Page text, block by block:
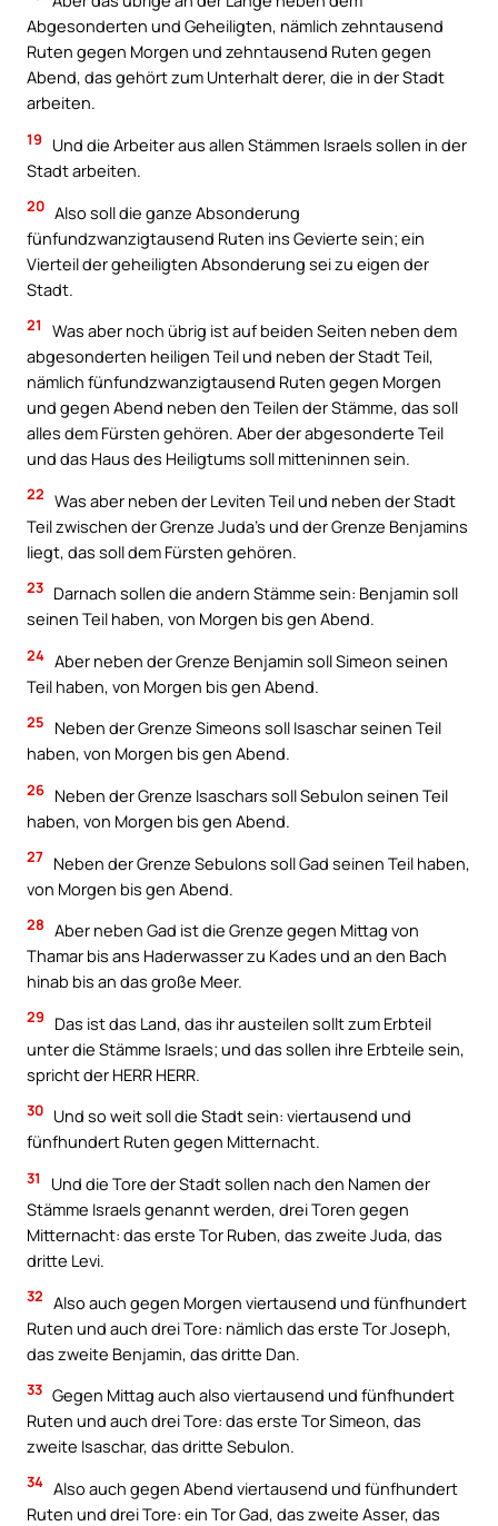
Abgesonderten und Geheiligten, nämlich zehntausend
Ruten gegen Morgen und zehntausend Ruten gegen
Abend, das gehört zum Unterhalt derer, die in der Stadt
arbeiten.
19
Und die Arbeiter aus allen Stämmen Israels sollen in der
Stadt arbeiten.
20 Also soll die ganze Absonderung
fünfundzwanzigtausend Ruten ins Gevierte sein; ein
Vierteil der geheiligten Absonderung sei zu eigen der
Stadt.
21
Was aber noch übrig ist auf beiden Seiten neben dem
abgesonderten heiligen Teil und neben der Stadt Teil,
nämlich fünfundzwanzigtausend Ruten gegen Morgen
und gegen Abend neben den Teilen der Stämme, das soll
alles dem Fürsten gehören. Aber der abgesonderte Teil
und das Haus des Heiligtums soll mitteninnen sein.
22 Was aber neben der Leviten Teil und neben der Stadt
Teil zwischen der Grenze Juda’s und der Grenze Benjamins
liegt, das soll dem Fürsten gehören.
23 Darnach sollen die andern Stämme sein: Benjamin soll
seinen Teil haben, von Morgen bis gen Abend.
24 Aber neben der Grenze Benjamin soll Simeon seinen
Teil haben, von Morgen bis gen Abend.
25
Neben der Grenze Simeons soll Isaschar seinen Teil
haben, von Morgen bis gen Abend.
26 Neben der Grenze Isaschars soll Sebulon seinen Teil
haben, von Morgen bis gen Abend.
27 Neben der Grenze Sebulons soll Gad seinen Teil haben,
von Morgen bis gen Abend.
28 Aber neben Gad ist die Grenze gegen Mittag von
Thamar bis ans Haderwasser zu Kades und an den Bach
hinab bis an das große Meer.
29
Das ist das Land, das ihr austeilen sollt zum Erbteil
unter die Stämme Israels; und das sollen ihre Erbteile sein,
spricht der HERR HERR.
30 Und so weit soll die Stadt sein: viertausend und
fünfhundert Ruten gegen Mitternacht.
31
Und die Tore der Stadt sollen nach den Namen der
Stämme Israels genannt werden, drei Toren gegen
Mitternacht: das erste Tor Ruben, das zweite Juda, das
dritte Levi.
32 Also auch gegen Morgen viertausend und fünfhundert
Ruten und auch drei Tore: nämlich das erste Tor Joseph,
das zweite Benjamin, das dritte Dan.
33 Gegen Mittag auch also viertausend und fünfhundert
Ruten und auch drei Tore: das erste Tor Simeon, das
zweite Isaschar, das dritte Sebulon.
34 Also auch gegen Abend viertausend und fünfhundert
Ruten und drei Tore: ein Tor Gad, das zweite Asser, das